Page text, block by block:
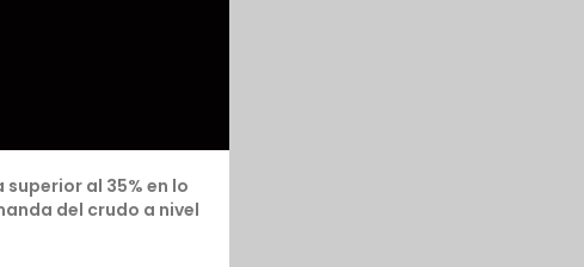
al 35% en lo
del crudo a nivel